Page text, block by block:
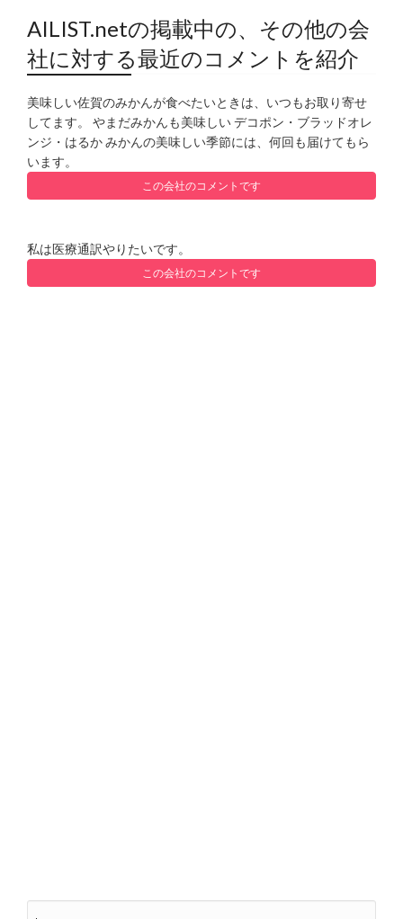
AILIST.netの掲載中の、その他の会
社に対する最近のコメントを紹介
美味しい佐賀のみかんが食べたいときは、いつもお取り寄せ
してます。 やまだみかんも美味しい デコポン・ブラッドオレ
ンジ・はるか みかんの美味しい季節には、何回も届けてもら
います。
この会社のコメントです
私は医療通訳やりたいです。
この会社のコメントです